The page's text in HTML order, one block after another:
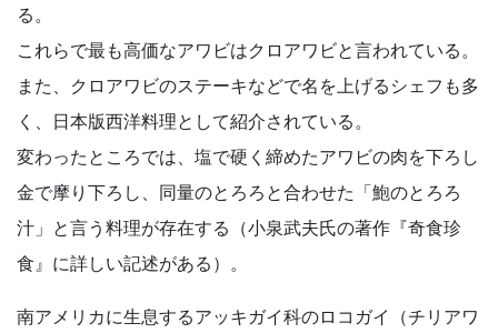
る。
これらで最も高価なアワビはクロアワビと言われている。
また、クロアワビのステーキなどで名を上げるシェフも多
く、日本版西洋料理として紹介されている。
変わったところでは、塩で硬く締めたアワビの肉を下ろし
金で摩り下ろし、同量のとろろと合わせた「鮑のとろろ
汁」と言う料理が存在する（小泉武夫氏の著作『奇食珍
食』に詳しい記述がある）。
南アメリカに生息するアッキガイ科のロコガイ（チリアワ